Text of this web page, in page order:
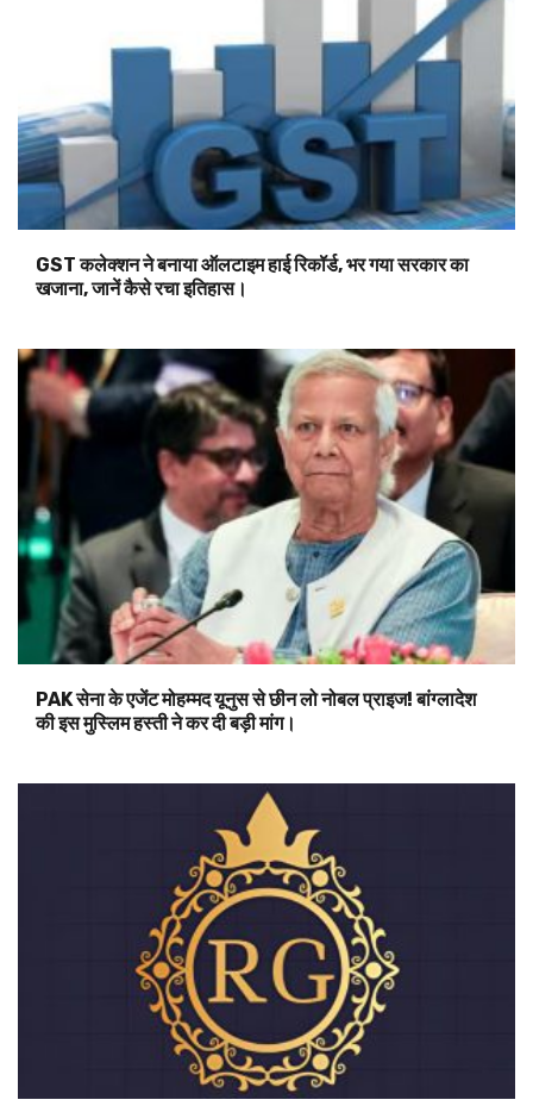
GST कलेक्शन ने बनाया ऑलटाइम हाई रिकॉर्ड, भर गया सरकार का
खजाना, जानें कैसे रचा इतिहास।
PAK सेना के एजेंट मोहम्मद यूनुस से छीन लो नोबल प्राइज! बांग्लादेश
की इस मुस्लिम हस्ती ने कर दी बड़ी मांग।